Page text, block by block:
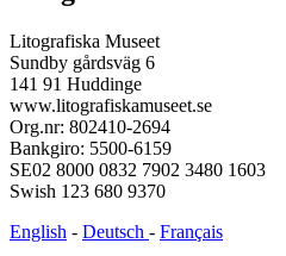
Litografiska Museet
Sundby gårdsväg 6
141 91 Huddinge
www.litografiskamuseet.se
Org.nr: 802410-2694
Bankgiro: 5500-6159
SE02 8000 0832 7902 3480 1603
Swish 123 680 9370
English - Deutsch - Français